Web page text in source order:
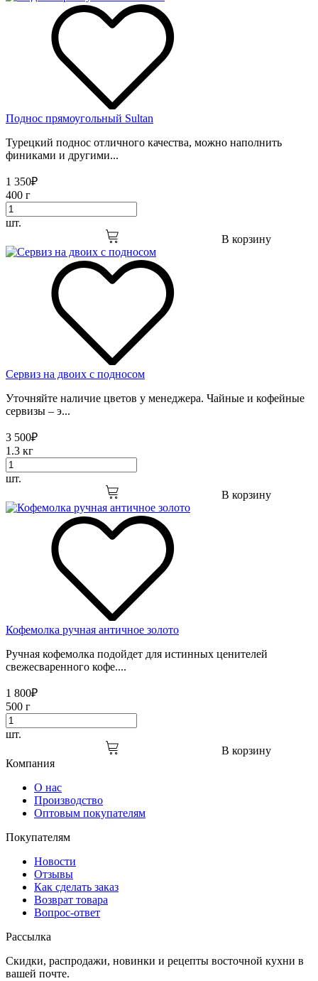
Поднос прямоугольный Sultan
Турецкий поднос отличного качества, можно наполнить
финиками и другими...
1 350₽
400 г
шт.
В корзину
Сервиз на двоих с подносом
Уточняйте наличие цветов у менеджера. Чайные и кофейные
сервизы – э...
3 500₽
1.3 кг
шт.
В корзину
Кофемолка ручная античное золото
Ручная кофемолка подойдет для истинных ценителей
свежесваренного кофе....
1 800₽
500 г
шт.
В корзину
Компания
О нас
Производство
Оптовым покупателям
Покупателям
Новости
Отзывы
Как сделать заказ
Возврат товара
Вопрос-ответ
Рассылка
Скидки, распродажи, новинки и рецепты восточной кухни в
вашей почте.